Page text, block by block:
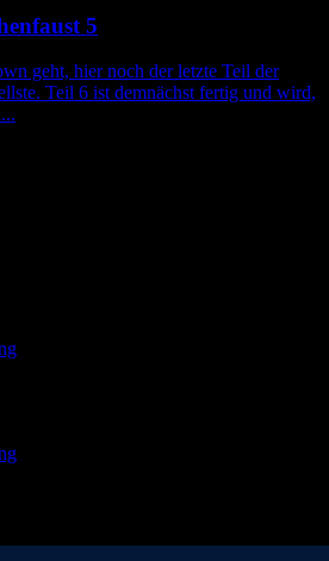
5
geht, hier noch der letzte Teil der
Teil 6 ist demnächst fertig und wird,